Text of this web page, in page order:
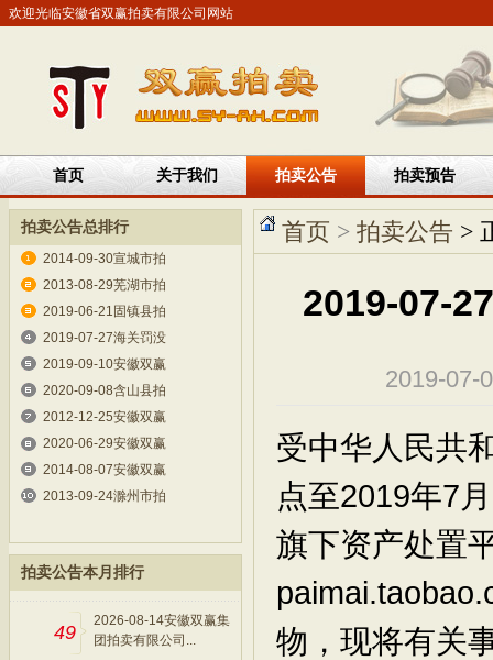
欢迎光临安徽省双赢拍卖有限公司网站
首页 关于我们 拍卖公告 拍卖预告
拍卖公告总排行
2014-09-30宣城市拍
2013-08-29芜湖市拍
2019-06-21固镇县拍
2019-07-27海关罚没
2019-09-10安徽双赢
2020-09-08含山县拍
2012-12-25安徽双赢
2020-06-29安徽双赢
2014-08-07安徽双赢
2013-09-24滁州市拍
拍卖公告本月排行
49
2026-08-14安徽双赢集
团拍卖有限公司...
首页 > 拍卖公告 >
2019-07-
2019-
受中华人民共
点至2019年7
旗下资产处置
物，现将有关